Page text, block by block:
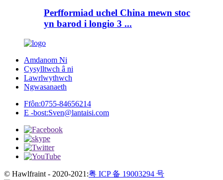
Perfformiad uchel China mewn stoc
yn barod i longio 3 ...
Amdanom Ni
Cysylltwch â ni
Lawrlwythwch
Ngwasanaeth
Ffôn:0755-84656214
E -bost:Sven@lantaisi.com
© Hawlfraint - 2020-2021:粤 ICP 备 19003294 号